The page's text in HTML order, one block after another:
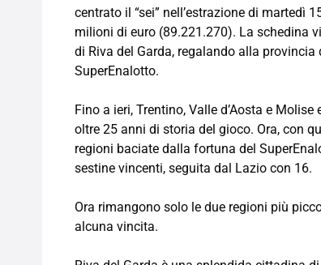
centrato il “sei” nell’estrazione di martedì
milioni di euro (89.221.270). La schedina
di Riva del Garda, regalando alla
SuperEnalotto.
Fino a ieri, Trentino, Valle d’Aosta e
oltre 25 anni di storia del gioco. Ora, con
regioni baciate dalla fortuna del
sestine vincenti, seguita dal Lazio con 16.
Ora rimangono solo le due regioni più
alcuna vincita.